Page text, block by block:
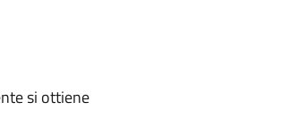
si ottiene